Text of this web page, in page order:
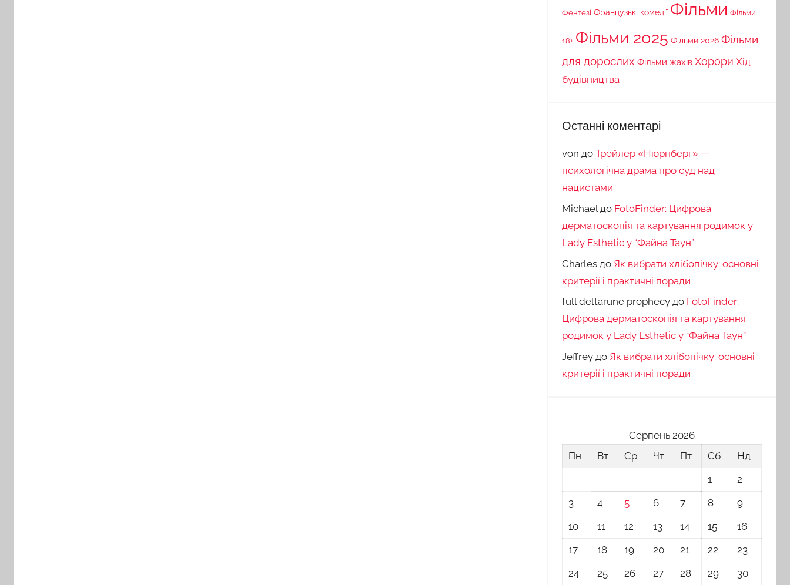
Фентезі Французькі комедії Фільми Фільми
18+ Фільми 2025 Фільми 2026 Фільми
для дорослих Фільми жахів Хорори Хід
будівництва
Останні коментарі
von до Трейлер «Нюрнберг» —
психологічна драма про суд над
нацистами
Michael до FotoFinder: Цифрова
дерматоскопія та картування родимок у
Lady Esthetic у “Файна Таун”
Charlesдо Як вибрати хлібопічку: основні
критерії і практичні поради
full deltarune prophecyдо FotoFinder:
Цифрова дерматоскопія та картування
родимок у Lady Esthetic у “Файна Таун”
Jeffreyдо Як вибрати хлібопічку: основні
критерії і практичні поради
Серпень 2026
Пн
Вт Ср Чт Пт Сб
Нд
1
2
3
4 5 6 7 8
9
10
11 12 13 14 15
16
17
18 19 20 21 22
23
24
25 26 27 28 29 30